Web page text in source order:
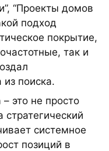
“Проекты домов
подход
покрытие,
так и
поиска.
это не просто
системное
позиций в